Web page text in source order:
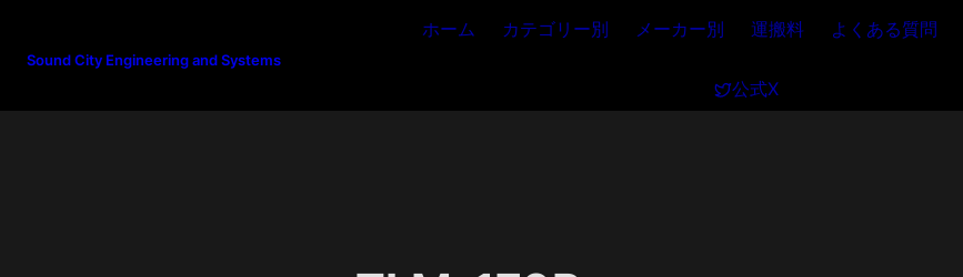
Sound City Engineering and Systems
ホーム カテゴリー別 メーカー別 運搬料 よくある質問
公式X